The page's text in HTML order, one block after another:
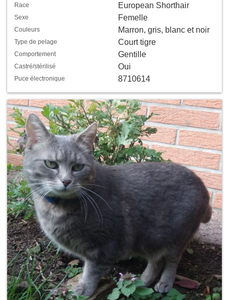
Race European Shorthair
Sexe Femelle
Couleurs Marron, gris, blanc et noir
Type de pelage Court tigre
Comportement Gentille
Castré/stérilisé Oui
Puce électronique 8710614